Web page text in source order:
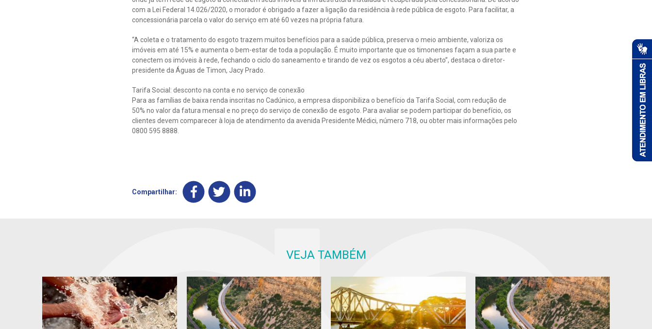
com a Lei Federal 14.026/2020, o morador é obrigado a fazer a ligação da residência à rede pública de esgoto. Para facilitar, a
concessionária parcela o valor do serviço em até 60 vezes na própria fatura.
“A coleta e o tratamento do esgoto trazem muitos benefícios para a saúde pública, preserva o meio ambiente, valoriza os
imóveis em até 15% e aumenta o bem-estar de toda a população. É muito importante que os timonenses façam a sua parte e
conectem os imóveis à rede, fechando o ciclo do saneamento e tirando de vez os esgotos a céu aberto”, destaca o diretor-
presidente da Águas de Timon, Jacy Prado.
Tarifa Social: desconto na conta e no serviço de conexão
Para as famílias de baixa renda inscritas no Cadúnico, a empresa disponibiliza o benefício da Tarifa Social, com redução de
50% no valor da fatura mensal e no preço do serviço de conexão de esgoto. Para avaliar se podem participar do benefício, os
clientes devem comparecer à loja de atendimento da avenida Presidente Médici, número 718, ou obter mais informações pelo
0800 595 8888.
Compartilhar:
VEJA TAMBÉM